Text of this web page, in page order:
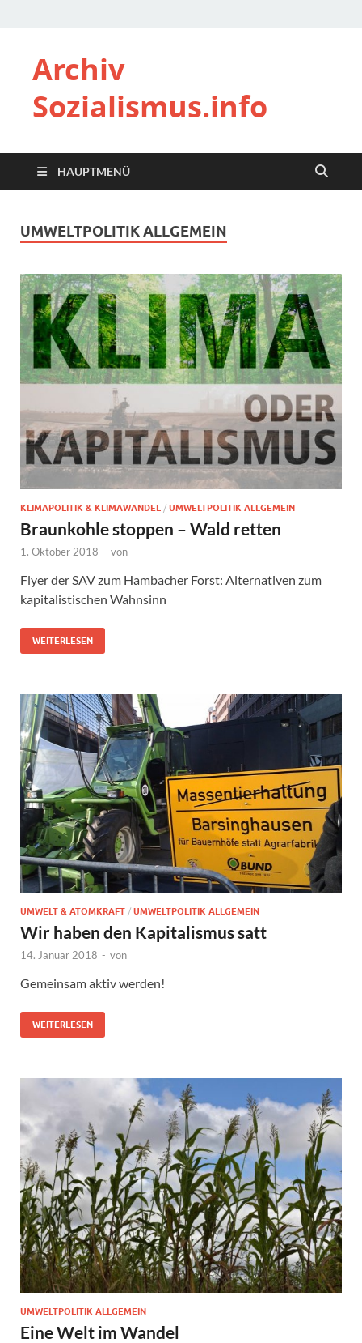
Archiv
Sozialismus.info
HAUPTMENÜ
UMWELTPOLITIK ALLGEMEIN
KLIMAPOLITIK & KLIMAWANDEL / UMWELTPOLITIK ALLGEMEIN
Braunkohle stoppen – Wald retten
1. Oktober 2018 - von
Flyer der SAV zum Hambacher Forst: Alternativen zum
kapitalistischen Wahnsinn
WEITERLESEN
UMWELT & ATOMKRAFT / UMWELTPOLITIK ALLGEMEIN
Wir haben den Kapitalismus satt
14. Januar 2018 - von
Gemeinsam aktiv werden!
WEITERLESEN
UMWELTPOLITIK ALLGEMEIN
Eine Welt im Wandel